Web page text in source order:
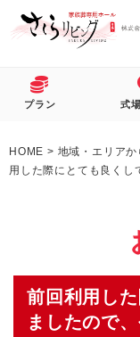
プラン 式
HOME > 地域・エリアか
用した際にとても良くし
前回利用し
ましたので